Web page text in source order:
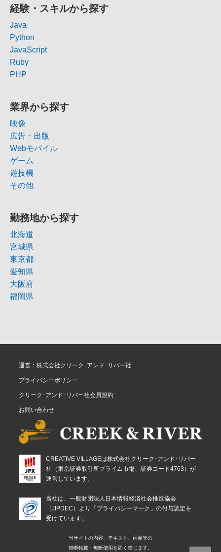
経験・スキルから探す
Java
Python
JavaScript
Ruby
PHP
業界から探す
映像
広告・出版
Webモバイル
ゲーム
遊技機
その他
勤務地から探す
北海道
宮城県
東京都
愛知県
大阪府
福岡県
運営：株式会社クリーク･アンド･リバー社
プライバシーポリシー
クリーク･アンド･リバー社会員規約
お問い合わせ
CREATIVE VILLAGEは株式会社クリーク･アンド･リバー
社（東京証券取引所プライム市場、証券コード4763）が
運営しています。
当社は、一般財団法人日本情報経済社会推進協会
（JIPDEC）より「プライバシーマーク」の付与認定を
受けています。
当サイトの内容、テキスト、画像等の
無断転載・無断使用を固く禁じます。